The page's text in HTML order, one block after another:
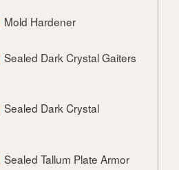
Mold Hardener
Sealed Dark Crystal Gaiters
Sealed Dark Crystal
Sealed Tallum Plate Armor